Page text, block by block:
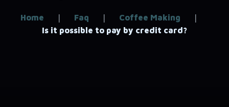
Home Faq
Coffee Making
Is it possible to pay by credit card?